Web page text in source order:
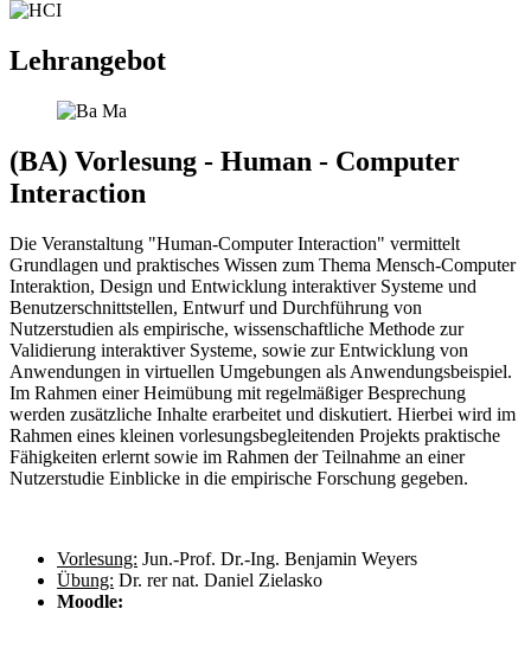
Lehrangebot
(BA) Vorlesung - Human - Computer
Interaction
Die Veranstaltung "Human-Computer Interaction" vermittelt
Grundlagen und praktisches Wissen zum Thema Mensch-Computer
Interaktion, Design und Entwicklung interaktiver Systeme und
Benutzerschnittstellen, Entwurf und Durchführung von
Nutzerstudien als empirische, wissenschaftliche Methode zur
Validierung interaktiver Systeme, sowie zur Entwicklung von
Anwendungen in virtuellen Umgebungen als Anwendungsbeispiel.
Im Rahmen einer Heimübung mit regelmäßiger Besprechung
werden zusätzliche Inhalte erarbeitet und diskutiert. Hierbei wird im
Rahmen eines kleinen vorlesungsbegleitenden Projekts praktische
Fähigkeiten erlernt sowie im Rahmen der Teilnahme an einer
Nutzerstudie Einblicke in die empirische Forschung gegeben.
Vorlesung: Jun.-Prof. Dr.-Ing. Benjamin Weyers
Übung: Dr. rer nat. Daniel Zielasko
Moodle: